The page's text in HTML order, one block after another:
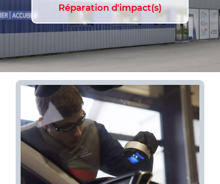
Réparation d'impact(s)